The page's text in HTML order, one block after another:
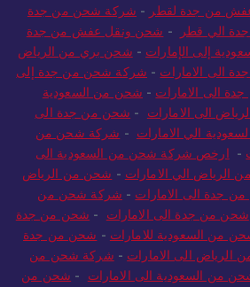
من جدة لقطر - شركة شحن من جدة
الي قطر - شحن ونقل عفش من جدة
إلى الإمارات - شحن بري من الرياض
الى الامارات - شركة شحن من جدة إلى
الى الامارات - شحن من السعودية
الى الامارات - شحن من جدة الى
الي الامارات - شركة شحن من
- ارخص شركة شحن من السعودية الى
الي الامارات - شحن من الرياض
جدة الى الامارات - شركة شحن من
شحن من جدة الى الامارات - شحن من جدة
من السعودية للامارات - شحن من جدة
الرياض الى الامارات - شركة شحن من
من السعودية الى الامارات - شحن من